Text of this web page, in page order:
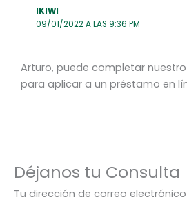
IKIWI
09/01/2022 A LAS 9:36 PM
Arturo, puede completar
para aplicar a un préstamo en
Déjanos tu Consulta
Tu dirección de correo